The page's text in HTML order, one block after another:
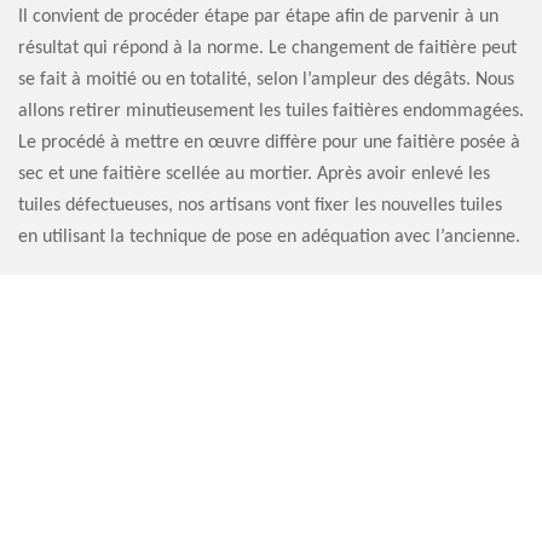
Il convient de procéder étape par étape afin de parvenir à un
résultat qui répond à la norme. Le changement de faitière peut
se fait à moitié ou en totalité, selon l’ampleur des dégâts. Nous
allons retirer minutieusement les tuiles faitières endommagées.
Le procédé à mettre en œuvre diffère pour une faitière posée à
sec et une faitière scellée au mortier. Après avoir enlevé les
tuiles défectueuses, nos artisans vont fixer les nouvelles tuiles
en utilisant la technique de pose en adéquation avec l’ancienne.